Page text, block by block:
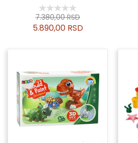
7.380,00 RSD
5.890,00 RSD